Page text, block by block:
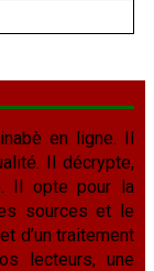
en ligne. Il
Il décrypte,
Il opte pour la
sources et le
d’un traitement
lecteurs, une